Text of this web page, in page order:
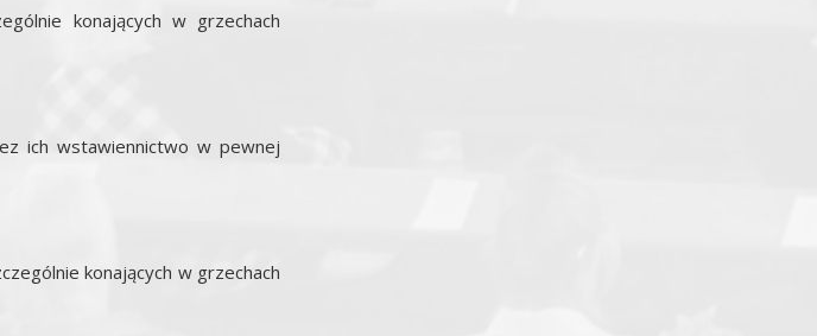
konających w grzechach
ich wstawiennictwo w pewnej
konających w grzechach